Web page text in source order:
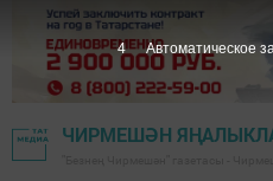
ЧИРМЕШӘН
3 Автоматическое